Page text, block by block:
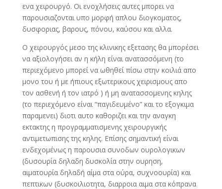
ενα χειρουργό. Οι ενοχλήσεις αυτες μπορει να
παρουσιαζονται υπο μορφή απλου διογκοματος,
δυσφοριας, βαρους, πόνου, καύσου και αλλα.
Ο χειρουργός μεσο της κλινικης εξετασης θα μπορέσει
να αξιολογήσει αν η κήλη είναι ανατασσόμενη (το
περιεχόμενο μπορεί να ωθηθεί πίσω στην κοιλιά απο
μονο του ή με ήπιους εξωτερικους χειρισμους απο
τον ασθενή ή τον ιατρό ) ή μη ανατασσομενης κηλης
(το περιεχόμενο είναι “παγιδευμένο” και το εξογκιμα
παραμενει) διοτι αυτο καθοριζει και την αναγκη
εκτακτης η προγραμματισμενης χειρουργικής
αντιμετωπισης της κηλης. Επίσης σημαντική είναι
ενδεχομένως η παρουσια συνοδων ουρολογικων
(δυσουρία δηλαδη δυσκολία στην ουρηση,
αιματουρία δηλαδή αίμα στα ούρα, συχνοουρία) και
πεπτικων (δυσκοιλιοτητα, διαρροια αιμα στα κόπρανα